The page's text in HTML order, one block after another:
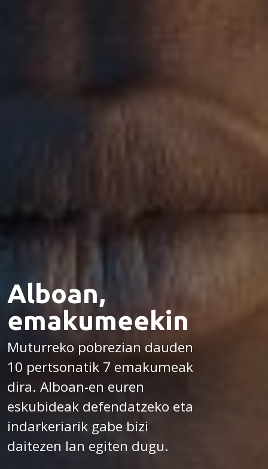
Alboan,
emakumeekin
Muturreko pobrezian dauden
10 pertsonatik 7 emakumeak
dira. Alboan-en euren
eskubideak defendatzeko eta
indarkeriarik gabe bizi
daitezen lan egiten dugu.